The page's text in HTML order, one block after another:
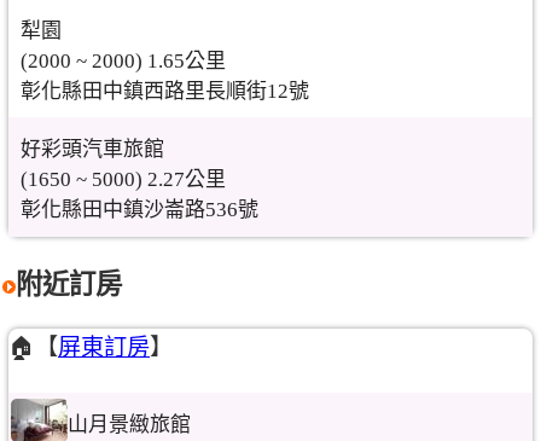
犁園
(2000 ~ 2000) 1.65公里
彰化縣田中鎮西路里長順街12號
好彩頭汽車旅館
(1650 ~ 5000) 2.27公里
彰化縣田中鎮沙崙路536號
附近訂房
🏠【屏東訂房】
山月景緻旅館